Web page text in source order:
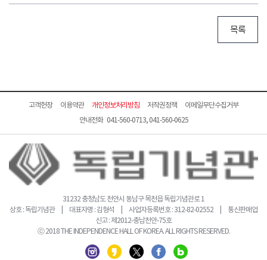
목록
고객헌장 이용약관 개인정보처리방침 저작권정책
이메일무단수집거부
안내전화 041-560-0713, 041-560-0625
31232 충청남도 천안시 동남구 목천읍 독립기념관로 1
상호 : 독립기념관 | 대표자명 : 김형석 | 사업자등록번호 : 312-82-02552 | 통신판매업
신고 : 제2012-충남천안-75호
ⓒ 2018 THE INDEPENDENCE HALL OF KOREA. ALL RIGHTS RESERVED.